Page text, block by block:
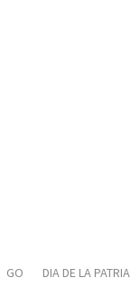
GO DIA DE LA PATRIA